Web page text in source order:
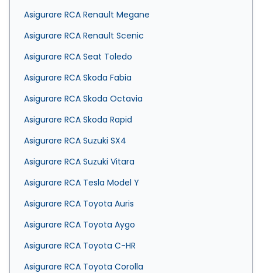
Asigurare RCA Renault Megane
Asigurare RCA Renault Scenic
Asigurare RCA Seat Toledo
Asigurare RCA Skoda Fabia
Asigurare RCA Skoda Octavia
Asigurare RCA Skoda Rapid
Asigurare RCA Suzuki SX4
Asigurare RCA Suzuki Vitara
Asigurare RCA Tesla Model Y
Asigurare RCA Toyota Auris
Asigurare RCA Toyota Aygo
Asigurare RCA Toyota C-HR
Asigurare RCA Toyota Corolla